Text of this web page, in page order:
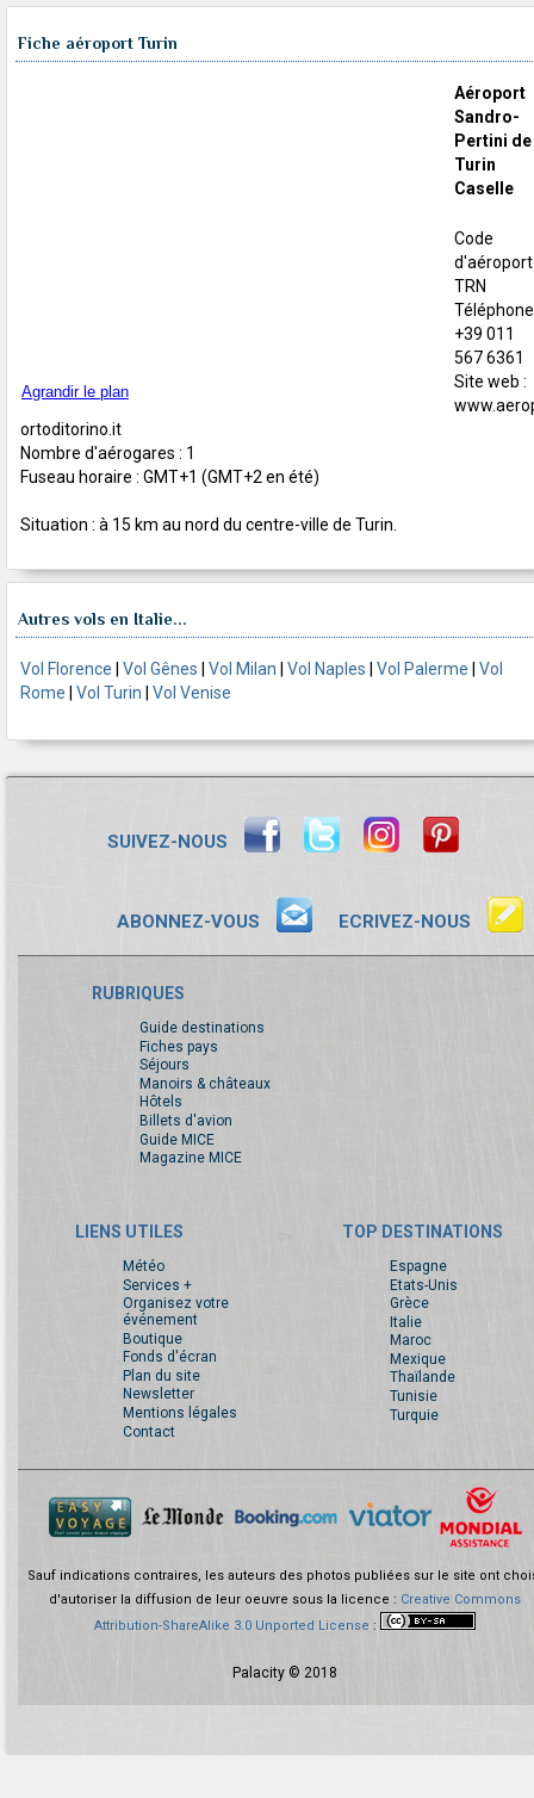
Fiche aéroport Turin
Agrandir le plan
Aéroport
Sandro-
Pertini de
Turin
Caselle
Code
d'aéroport
TRN
+39 011
567 6361
Site web :
ortoditorino.it
Nombre d'aérogares : 1
Fuseau horaire : GMT+1 (GMT+2 en été)
Situation : à 15 km au nord du centre-ville de Turin.
Autres vols en Italie...
Vol Florence Vol Gênes Vol Milan Vol Naples Vol Palerme
Vol
Rome
Vol Turin Vol Venise
SUIVEZ-NOUS
ABONNEZ-VOUS ECRIVEZ-NOUS
RUBRIQUES
Guide destinations
Fiches pays
Séjours
Manoirs & châteaux
Hôtels
Billets d'avion
Guide MICE
Magazine MICE
LIENS UTILES
Météo
Services +
Organisez votre
événement
Boutique
Fonds d'écran
Plan du site
Newsletter
Mentions légales
Contact
TOP DESTINATIONS
Espagne
Etats-Unis
Grèce
Italie
Maroc
Mexique
Thaïlande
Tunisie
Turquie
Sauf indications contraires, les auteurs des photos publiées sur le site ont
d'autoriser la diffusion de leur oeuvre sous la licence : Creative Commons
Attribution-ShareAlike 3.0 Unported License :
Palacity © 2018